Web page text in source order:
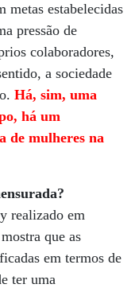
metas estabelecidas
pressão de
colaboradores,
a sociedade
Há, sim, uma
há um
de mulheres na
realizado em
que as
em termos de
ter uma